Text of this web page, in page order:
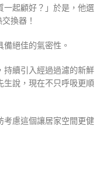
一起顧好？」於是，他選
換器！
絕佳的氣密性。
持續引入經過過濾的新鮮
生說，現在不只呼吸更順
考慮這個讓居家空間更健